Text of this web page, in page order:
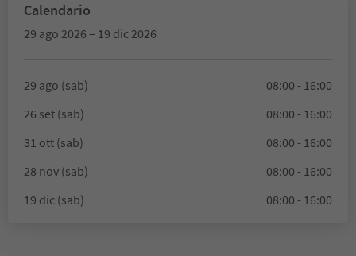
Calendario
29 ago 2026 – 19 dic 2026
29 ago (sab)
08:00 - 16:00
26 set (sab)
08:00 - 16:00
31 ott (sab)
08:00 - 16:00
28 nov (sab)
08:00 - 16:00
19 dic (sab)
08:00 - 16:00